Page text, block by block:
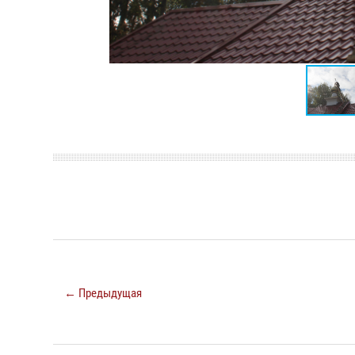
← Предыдущая